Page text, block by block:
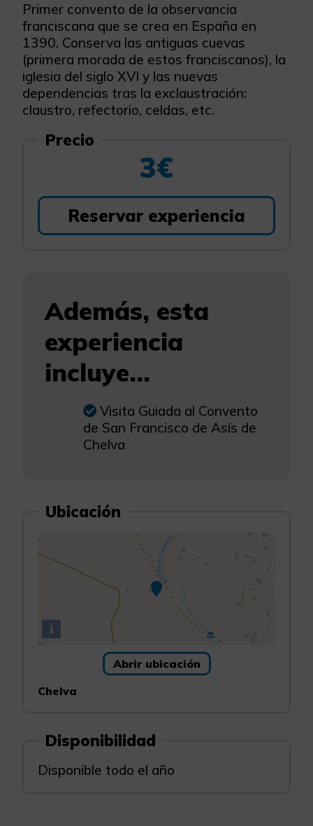
Primer convento de la observancia
franciscana que se crea en España en
1390. Conserva las antiguas cuevas
(primera morada de estos franciscanos), la
iglesia del siglo XVI y las nuevas
dependencias tras la exclaustración:
claustro, refectorio, celdas, etc.
Precio
3€
Reservar experiencia
Además, esta
experiencia
incluye...
Visita Guiada al Convento
de San Francisco de Asís de
Chelva
Ubicación
i
Abrir ubicación
Chelva
Disponibilidad
Disponible todo el año